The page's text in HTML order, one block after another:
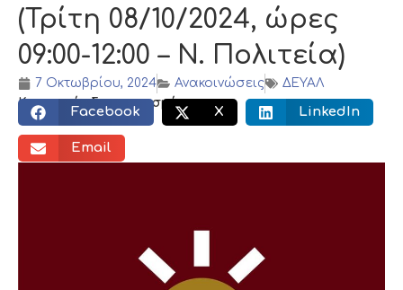
(Τρίτη 08/10/2024, ώρες
09:00-12:00 – Ν. Πολιτεία)
7 Οκτωβρίου, 2024 Ανακοινώσεις
ΔΕΥΑΛ
Κοινωνικός διαμοιρασμός:
Facebook X LinkedIn
Email